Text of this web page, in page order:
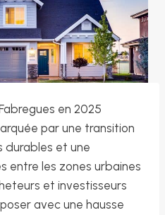
en 2025
par une transition
durables et une
entre les zones urbaines
et investisseurs
avec une hausse